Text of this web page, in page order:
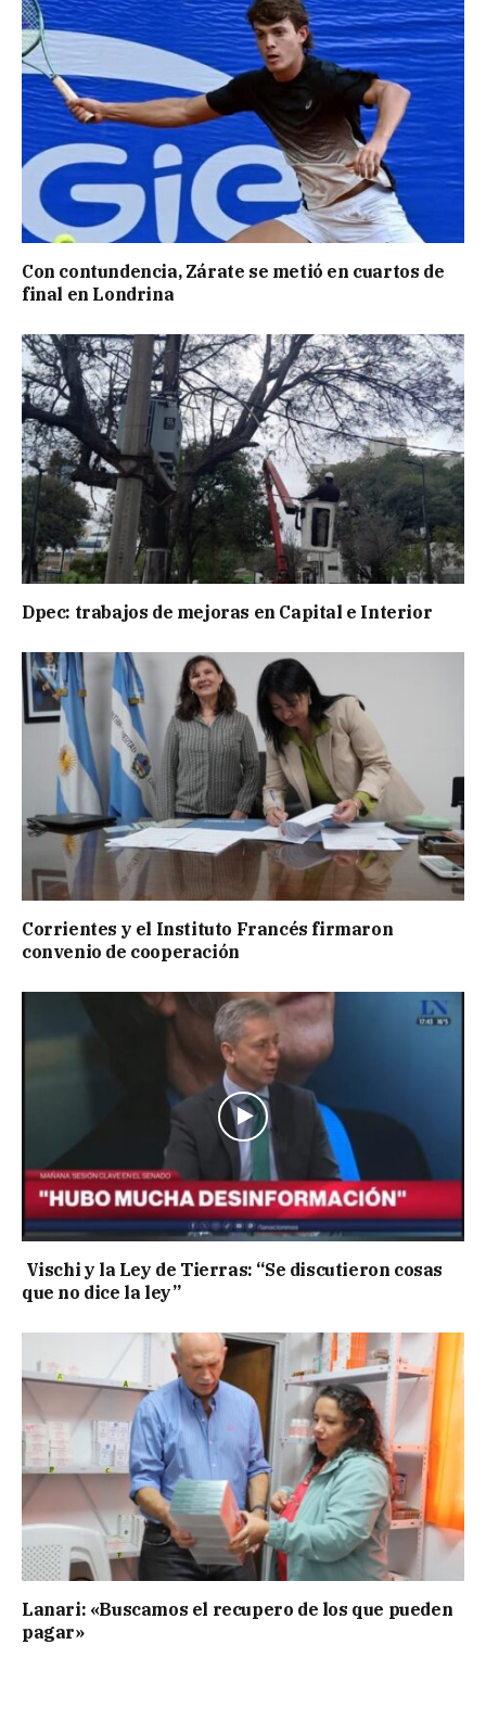
Con contundencia, Zárate se metió en cuartos de
final en Londrina
Dpec: trabajos de mejoras en Capital e Interior
Corrientes y el Instituto Francés firmaron
convenio de cooperación
Vischi y la Ley de Tierras: “Se discutieron cosas
que no dice la ley”
Lanari: «Buscamos el recupero de los que pueden
pagar»